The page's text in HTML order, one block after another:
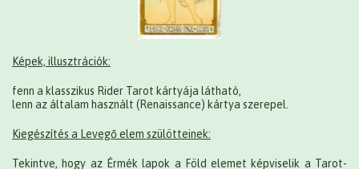
Képek, illusztrációk:
fenn a klasszikus Rider Tarot kártyája látható,
lenn az általam használt (Renaissance) kártya szerepel.
Kiegészítés a Levegő elem szülötteinek:
Tekintve, hogy az Érmék lapok a Föld elemet képviselik a Tarot-